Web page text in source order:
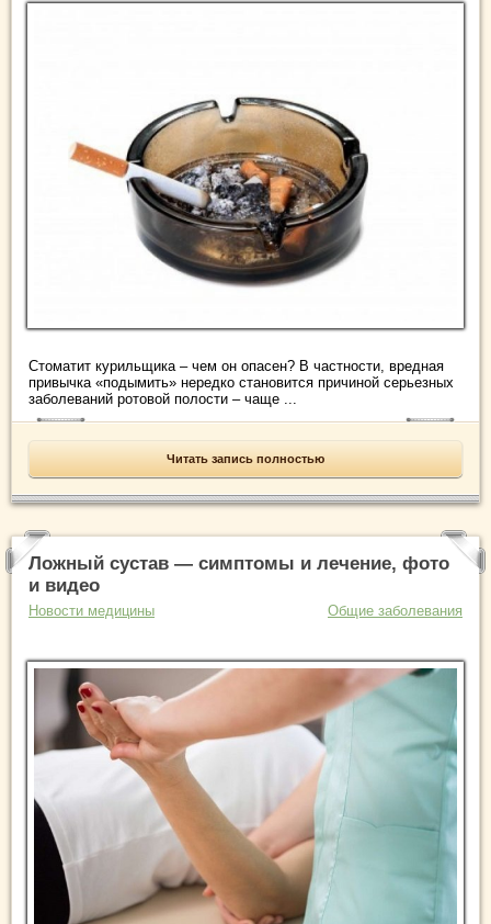
Стоматит курильщика – чем он опасен? В частности, вредная
привычка «подымить» нередко становится причиной серьезных
заболеваний ротовой полости – чаще ...
Читать запись полностью
Ложный сустав — симптомы и лечение, фото
и видео
Новости медицины Общие заболевания